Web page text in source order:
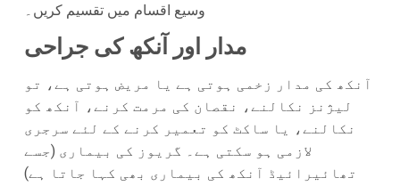
وسیع اقسام میں تقسیم کریں۔
مدار اور آنکھ کی جراحی
آنکھ کی مدار زخمی ہوتی ہے یا مریض ہوتی ہے، تو
لیژنز نکالنے، نقصان کی مرمت کرنے، آنکھ کو
نکالنے، یا ساکٹ کو تعمیر کرنے کے لئے سرجری
لازمی ہو سکتی ہے۔ گریوز کی بیماری (جسے
تھائیرائیڈ آنکھ کی بیماری بھی کہا جاتا ہے)